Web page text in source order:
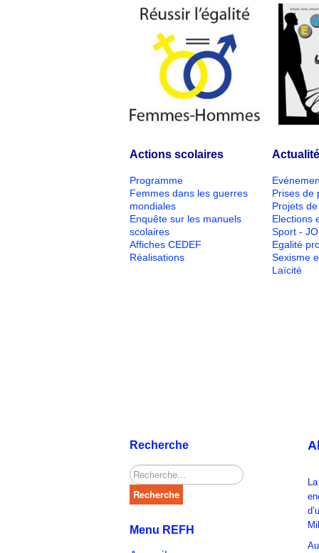
Actions scolaires
Programme
Femmes dans les guerres
mondiales
Enquête sur les manuels
scolaires
Affiches CEDEF
Réalisations
Prises de
Projets
Elections
Sport -
Egalité
Sexisme
Laïcité
Recherche
Rechercher
Recherche
Menu REFH